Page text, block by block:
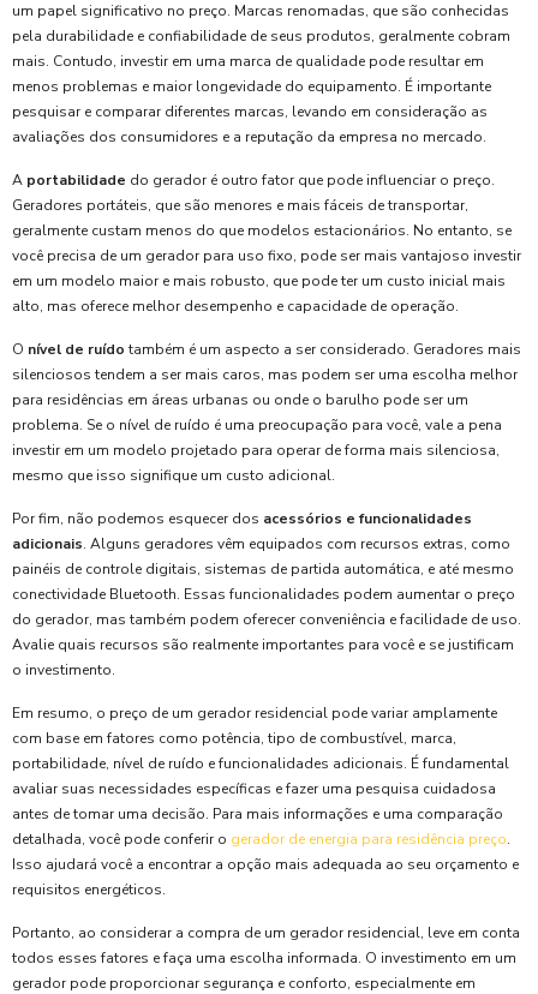
um papel significativo no preço. Marcas renomadas, que são conhecidas
pela durabilidade e confiabilidade de seus produtos, geralmente cobram
mais. Contudo, investir em uma marca de qualidade pode resultar em
menos problemas e maior longevidade do equipamento. É importante
pesquisar e comparar diferentes marcas, levando em consideração as
avaliações dos consumidores e a reputação da empresa no mercado.
A portabilidade do gerador é outro fator que pode influenciar o preço.
Geradores portáteis, que são menores e mais fáceis de transportar,
geralmente custam menos do que modelos estacionários. No entanto, se
você precisa de um gerador para uso fixo, pode ser mais vantajoso investir
em um modelo maior e mais robusto, que pode ter um custo inicial mais
alto, mas oferece melhor desempenho e capacidade de operação.
O nível de ruído também é um aspecto a ser considerado. Geradores mais
silenciosos tendem a ser mais caros, mas podem ser uma escolha melhor
para residências em áreas urbanas ou onde o barulho pode ser um
problema. Se o nível de ruído é uma preocupação para você, vale a pena
investir em um modelo projetado para operar de forma mais silenciosa,
mesmo que isso signifique um custo adicional.
Por fim, não podemos esquecer dos acessórios e funcionalidades
adicionais. Alguns geradores vêm equipados com recursos extras, como
painéis de controle digitais, sistemas de partida automática, e até mesmo
conectividade Bluetooth. Essas funcionalidades podem aumentar o preço
do gerador, mas também podem oferecer conveniência e facilidade de uso.
Avalie quais recursos são realmente importantes para você e se justificam
o investimento.
Em resumo, o preço de um gerador residencial pode variar amplamente
com base em fatores como potência, tipo de combustível, marca,
portabilidade, nível de ruído e funcionalidades adicionais. É fundamental
avaliar suas necessidades específicas e fazer uma pesquisa cuidadosa
antes de tomar uma decisão. Para mais informações e uma comparação
detalhada, você pode conferir o gerador de energia para residência preço.
Isso ajudará você a encontrar a opção mais adequada ao seu orçamento e
requisitos energéticos.
Portanto, ao considerar a compra de um gerador residencial, leve em conta
todos esses fatores e faça uma escolha informada. O investimento em um
gerador pode proporcionar segurança e conforto, especialmente em